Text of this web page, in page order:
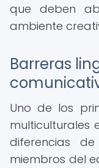
que deben
ambiente
Barreras
Uno de los
multiculturales
diferencias
miembros del